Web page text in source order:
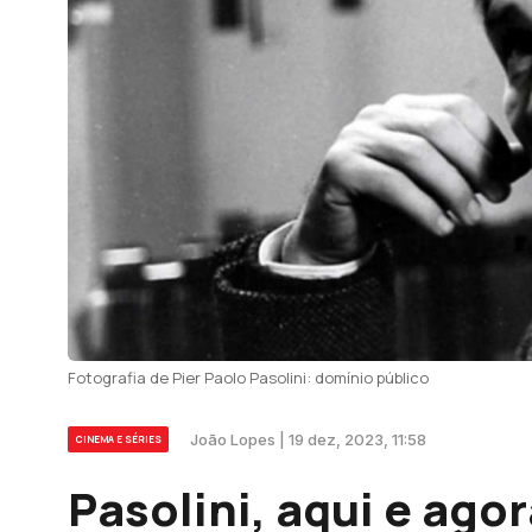
Fotografia de Pier Paolo Pasolini: domínio público
CINEMA E SÉRIES João Lopes | 19 dez, 2023, 11:58
Pasolini, aqui e